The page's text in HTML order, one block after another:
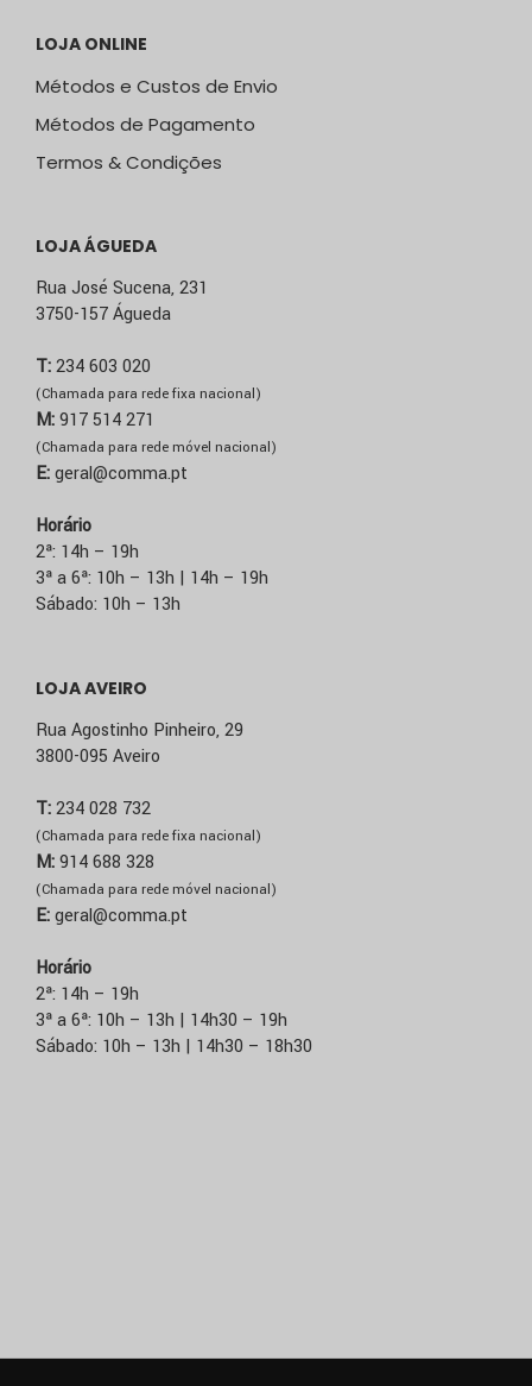
LOJA ONLINE
Métodos e Custos de Envio
Métodos de Pagamento
Termos & Condições
LOJA ÁGUEDA
Rua José Sucena, 231
3750-157 Águeda
T:234 603 020
(Chamada para rede fixa nacional)
M:917 514 271
(Chamada para rede móvel nacional)
E:geral@comma.pt
Horário
2ª: 14h – 19h
3ª a 6ª: 10h – 13h | 14h – 19h
Sábado: 10h – 13h
LOJA AVEIRO
Rua Agostinho Pinheiro, 29
3800-095 Aveiro
T:234 028 732
(Chamada para rede fixa nacional)
M:914 688 328
(Chamada para rede móvel nacional)
E:geral@comma.pt
Horário
2ª: 14h – 19h
3ª a 6ª: 10h – 13h | 14h30 – 19h
Sábado: 10h – 13h | 14h30 – 18h30